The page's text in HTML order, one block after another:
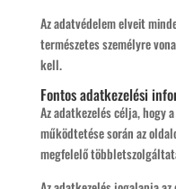
Az adatvédelem elveit
természetes személyre
kell.
Fontos adatkezelési
Az adatkezelés célja, hogy
működtetése során az
megfelelő